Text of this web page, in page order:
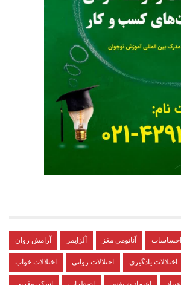
آرامش روان آلزایمر آناتومی مغز احساسات
اختلالات خواب اختلالات روانی اختلالات یادگیری